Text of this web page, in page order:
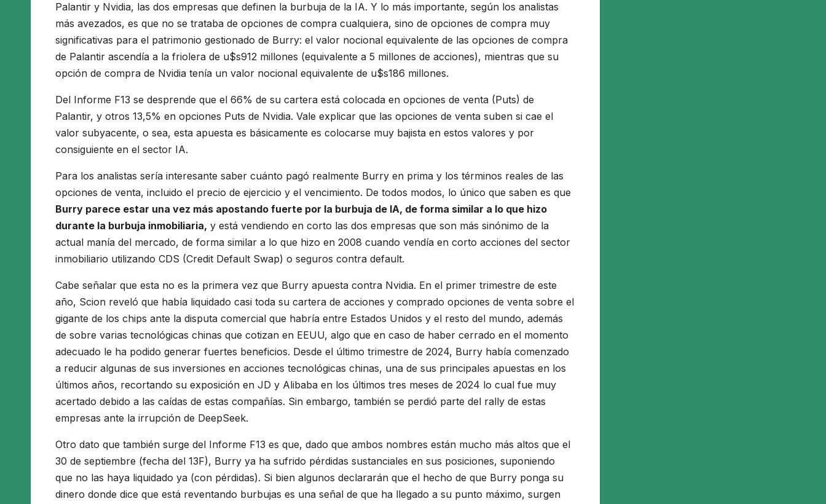
Palantir y Nvidia, las dos empresas que definen la burbuja de la IA. Y lo más importante, según los analistas
más avezados, es que no se trataba de opciones de compra cualquiera, sino de opciones de compra muy
significativas para el patrimonio gestionado de Burry: el valor nocional equivalente de las opciones de compra
de Palantir ascendía a la friolera de u$s912 millones (equivalente a 5 millones de acciones), mientras que su
opción de compra de Nvidia tenía un valor nocional equivalente de u$s186 millones.
Del Informe F13 se desprende que el 66% de su cartera está colocada en opciones de venta (Puts) de
Palantir, y otros 13,5% en opciones Puts de Nvidia. Vale explicar que las opciones de venta suben si cae el
valor subyacente, o sea, esta apuesta es básicamente es colocarse muy bajista en estos valores y por
consiguiente en el sector IA.
Para los analistas sería interesante saber cuánto pagó realmente Burry en prima y los términos reales de las
opciones de venta, incluido el precio de ejercicio y el vencimiento. De todos modos, lo único que saben es que
Burry parece estar una vez más apostando fuerte por la burbuja de IA, de forma similar a lo que hizo
durante la burbuja inmobiliaria, y está vendiendo en corto las dos empresas que son más sinónimo de la
actual manía del mercado, de forma similar a lo que hizo en 2008 cuando vendía en corto acciones del sector
inmobiliario utilizando CDS (Credit Default Swap) o seguros contra default.
Cabe señalar que esta no es la primera vez que Burry apuesta contra Nvidia. En el primer trimestre de este
año, Scion reveló que había liquidado casi toda su cartera de acciones y comprado opciones de venta sobre el
gigante de los chips ante la disputa comercial que habría entre Estados Unidos y el resto del mundo, además
de sobre varias tecnológicas chinas que cotizan en EEUU, algo que en caso de haber cerrado en el momento
adecuado le ha podido generar fuertes beneficios. Desde el último trimestre de 2024, Burry había comenzado
a reducir algunas de sus inversiones en acciones tecnológicas chinas, una de sus principales apuestas en los
últimos años, recortando su exposición en JD y Alibaba en los últimos tres meses de 2024 lo cual fue muy
acertado debido a las caídas de estas compañías. Sin embargo, también se perdió parte del rally de estas
empresas ante la irrupción de DeepSeek.
Otro dato que también surge del Informe F13 es que, dado que ambos nombres están mucho más altos que el
30 de septiembre (fecha del 13F), Burry ya ha sufrido pérdidas sustanciales en sus posiciones, suponiendo
que no las haya liquidado ya (con pérdidas). Si bien algunos declararán que el hecho de que Burry ponga su
dinero donde dice que está reventando burbujas es una señal de que ha llegado a su punto máximo, surgen